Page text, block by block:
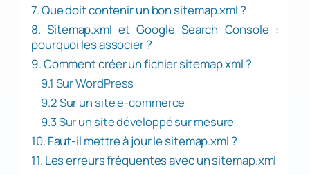
7. Que doit contenir un bon sitemap.xml ?
8. Sitemap.xml et Google Search Console :
pourquoi les associer ?
9. Comment créer un fichier sitemap.xml ?
9.1 Sur WordPress
9.2 Sur un site e-commerce
9.3 Sur un site développé sur mesure
10. Faut-il mettre à jour le sitemap.xml ?
11. Les erreurs fréquentes avec un sitemap.xml